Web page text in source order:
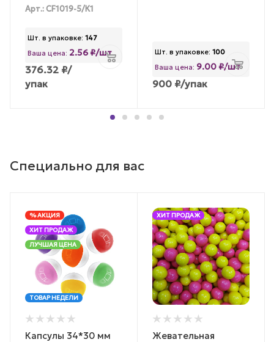
Арт.: CF1019-5/К1
Шт. в упаковке: 147
Ваша цена: 2.56 ₽/шт
376.32 ₽/
упак
Шт. в упаковке: 100
Ваша цена: 9.00 ₽/шт
900 ₽/упак
Специально для вас
% АКЦИЯ
ХИТ ПРОДАЖ
ЛУЧШАЯ ЦЕНА
ТОВАР НЕДЕЛИ
Капсулы 34*30 мм
ХИТ ПРОДАЖ
Жевательная